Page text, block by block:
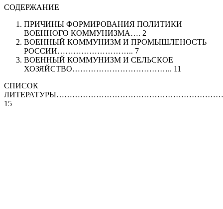
СОДЕРЖАНИЕ
ПРИЧИНЫ ФОРМИРОВАНИЯ ПОЛИТИКИ
ВОЕННОГО КОММУНИЗМА…. 2
ВОЕННЫЙ КОММУНИЗМ И ПРОМЫШЛЕНОСТЬ
РОССИИ……………………….. 7
ВОЕННЫЙ КОММУНИЗМ И СЕЛЬСКОЕ
ХОЗЯЙСТВО……………………………….. 11
СПИСОК
15